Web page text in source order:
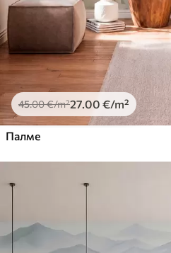
45.00€/m²27.00 €/m²
Палме